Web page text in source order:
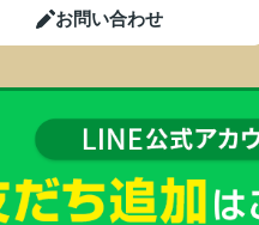
お問い合わせ